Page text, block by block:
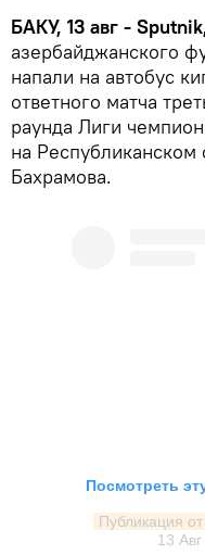
БАКУ, 13 авг -
азербайджанского
напали на автобус
ответного матча
раунда Лиги
на
Бахрамова.
Посмотреть
Публикация
13